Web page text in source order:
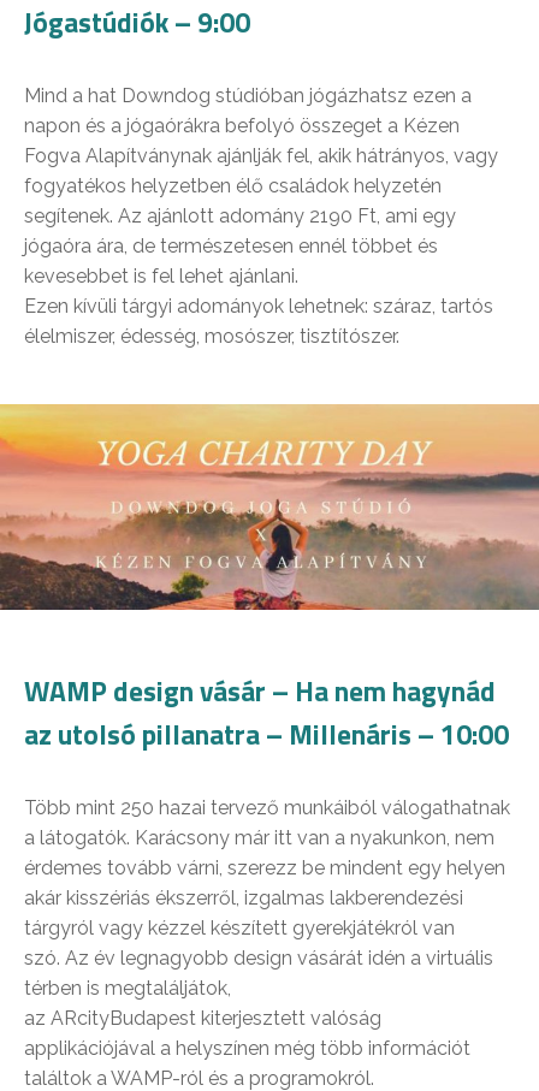
Jógastúdiók – 9:00
Mind a hat Downdog stúdióban jógázhatsz ezen a
napon és a jógaórákra befolyó összeget a Kézen
Fogva Alapítványnak ajánlják fel, akik hátrányos, vagy
fogyatékos helyzetben élő családok helyzetén
segítenek. Az ajánlott adomány 2190 Ft, ami egy
jógaóra ára, de természetesen ennél többet és
kevesebbet is fel lehet ajánlani.
Ezen kívüli tárgyi adományok lehetnek: száraz, tartós
élelmiszer, édesség, mosószer, tisztítószer.
WAMP design vásár – Ha nem hagynád
az utolsó pillanatra – Millenáris – 10:00
Több mint 250 hazai tervező munkáiból válogathatnak
a látogatók. Karácsony már itt van a nyakunkon, nem
érdemes tovább várni, szerezz be mindent egy helyen
akár kisszériás ékszerről, izgalmas lakberendezési
tárgyról vagy kézzel készített gyerekjátékról van
szó. Az év legnagyobb design vásárát idén a virtuális
térben is megtaláljátok,
az ARcityBudapest kiterjesztett valóság
applikációjával a helyszínen még több információt
találtok a WAMP-ról és a programokról.